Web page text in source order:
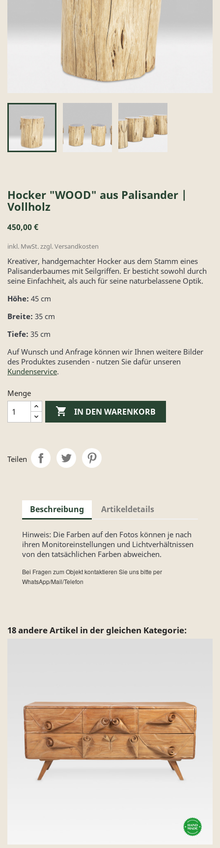
Hocker "WOOD" aus Palisander |
Vollholz
450,00 €
inkl. MwSt. zzgl. Versandkosten
Kreativer, handgemachter Hocker aus dem Stamm eines
Palisanderbaumes mit Seilgriffen. Er besticht sowohl durch
seine Einfachheit, als auch für seine naturbelassene Optik.
Höhe: 45 cm
Breite: 35 cm
Tiefe: 35 cm
Auf Wunsch und Anfrage können wir Ihnen weitere Bilder
des Produktes zusenden - nutzen Sie dafür unseren
Kundenservice.
Menge
 IN DEN WARENKORB
Teilen
Beschreibung Artikeldetails
Hinweis: Die Farben auf den Fotos können je nach
ihren Monitoreinstellungen und Lichtverhältnissen
von den tatsächlichen Farben abweichen.
Bei Fragen zum Objekt kontaktieren Sie uns bitte per
WhatsApp/Mail/Telefon
18 andere Artikel in der gleichen Kategorie: